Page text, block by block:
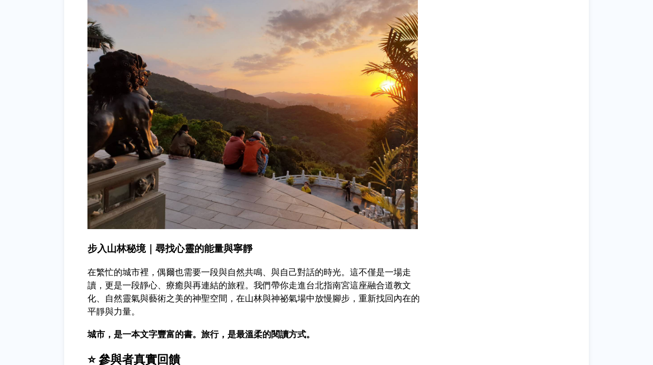
步入山林秘境｜尋找心靈的能量與寧靜
在繁忙的城市裡，偶爾也需要一段與自然共鳴、與自己對話的時光。這不僅是一場走
讀，更是一段靜心、療癒與再連結的旅程。我們帶你走進台北指南宮這座融合道教文
化、自然靈氣與藝術之美的神聖空間，在山林與神祕氣場中放慢腳步，重新找回內在的
平靜與力量。
城市，是一本文字豐富的書。旅行，是最溫柔的閱讀方式。
⭐ 參與者真實回饋